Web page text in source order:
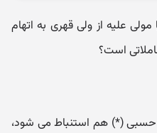
علیه از ولی قهری به اتهام
است؟
۹۶ قانون امور حسبی (*) هم استنباط می شود،